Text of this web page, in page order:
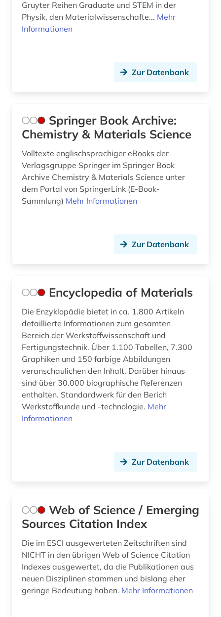
Gruyter Reihen Graduate und STEM in der
Physik, den Materialwissenschafte... Mehr
Informationen
Zur Datenbank
Springer Book Archive:
Chemistry & Materials Science
Volltexte englischsprachiger eBooks der
Verlagsgruppe Springer im Springer Book
Archive Chemistry & Materials Science unter
dem Portal von SpringerLink (E-Book-
Sammlung) Mehr Informationen
Zur Datenbank
Encyclopedia of Materials
Die Enzyklopädie bietet in ca. 1.800 Artikeln
detaillierte Informationen zum gesamten
Bereich der Werkstoffwissenschaft und
Fertigungstechnik. Über 1.100 Tabellen, 7.300
Graphiken und 150 farbige Abbildungen
veranschaulichen den Inhalt. Darüber hinaus
sind über 30.000 biographische Referenzen
enthalten. Standardwerk für den Berich
Werkstoffkunde und -technologie. Mehr
Informationen
Zur Datenbank
Web of Science / Emerging
Sources Citation Index
Die im ESCI ausgewerteten Zeitschriften sind
NICHT in den übrigen Web of Science Citation
Indexes ausgewertet, da die Publikationen aus
neuen Disziplinen stammen und bislang eher
geringe Bedeutung haben. Mehr Informationen